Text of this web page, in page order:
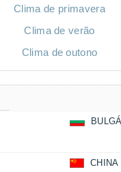
Clima de primavera
Clima de verão
Clima de outono
CHINA